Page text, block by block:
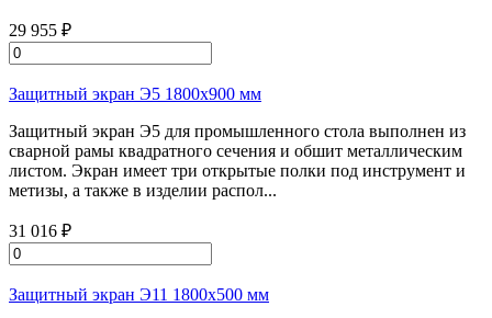
29 955 ₽
Защитный экран Э5 1800х900 мм
Защитный экран Э5 для промышленного стола выполнен из
сварной рамы квадратного сечения и обшит металлическим
листом. Экран имеет три открытые полки под инструмент и
метизы, а также в изделии распол...
31 016 ₽
Защитный экран Э11 1800х500 мм